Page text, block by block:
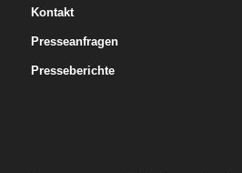
Kontakt
Presseanfragen
Presseberichte